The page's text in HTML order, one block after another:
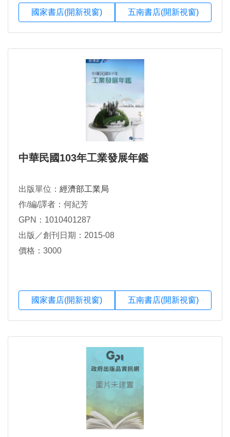
國家書店(開新視窗) 五南書店(開新視窗)
中華民國103年工業發展年鑑
出版單位： 經濟部工業局
作/編/譯者：何紀芳
GPN：1010401287
出版／創刊日期：2015-08
價格：3000
國家書店(開新視窗) 五南書店(開新視窗)